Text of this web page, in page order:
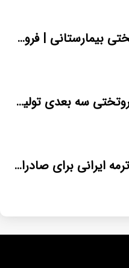
قیمت عمده روتختی بیمارستانی | فروش مستقیم روتختی ارزان از تهران | پاندا
قیمت سرویس روتختی سه بعدی تولیدی تهران
قیمت روبالشی ترمه ایرانی برای صادرات